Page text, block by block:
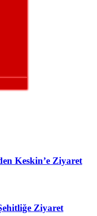
Keskin’e Ziyaret
Ziyaret